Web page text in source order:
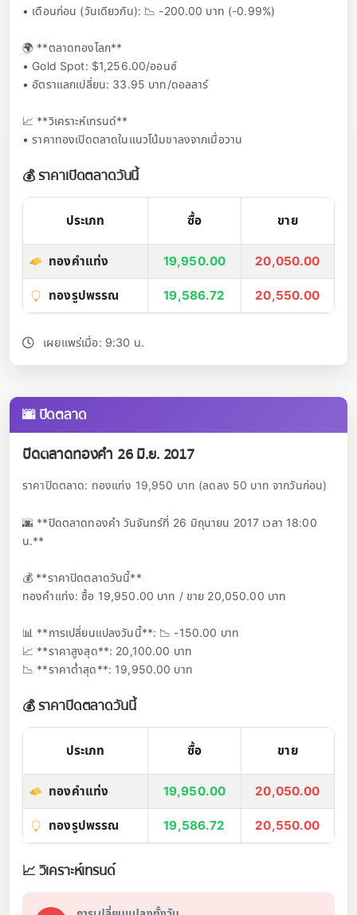
• เดือนก่อน (วันเดียวกัน): 📉 -200.00 บาท (-0.99%)
🌍 **ตลาดทองโลก**
• Gold Spot: $1,256.00/ออนซ์
• อัตราแลกเปลี่ยน: 33.95 บาท/ดอลลาร์
📈 **วิเคราะห์เทรนด์**
• ราคาทองเปิดตลาดในแนวโน้มขาลงจากเมื่อวาน
💰 ราคาเปิดตลาดวันนี้
ประเภท ซื้อ ขาย
ทองคำแท่ง 19,950.00 20,050.00
ทองรูปพรรณ 19,586.72 20,550.00
เผยแพร่เมื่อ: 9:30 น.
🌆 ปิดตลาด
ปิดตลาดทองคำ 26 มิ.ย. 2017
ราคาปิดตลาด: ทองแท่ง 19,950 บาท (ลดลง 50 บาท จากวันก่อน)
🌆 **ปิดตลาดทองคำ วันจันทร์ที่ 26 มิถุนายน 2017 เวลา 18:00
น.**
💰 **ราคาปิดตลาดวันนี้**
ทองคำแท่ง: ซื้อ 19,950.00 บาท / ขาย 20,050.00 บาท
📊 **การเปลี่ยนแปลงวันนี้**: 📉 -150.00 บาท
📈 **ราคาสูงสุด**: 20,100.00 บาท
📉 **ราคาต่ำสุด**: 19,950.00 บาท
💰 ราคาปิดตลาดวันนี้
ประเภท ซื้อ ขาย
ทองคำแท่ง 19,950.00 20,050.00
ทองรูปพรรณ 19,586.72 20,550.00
📈 วิเคราะห์เทรนด์